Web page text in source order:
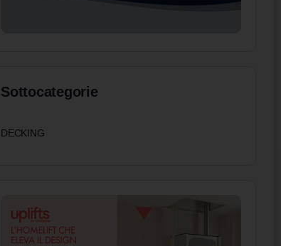
Sottocategorie
DECKING